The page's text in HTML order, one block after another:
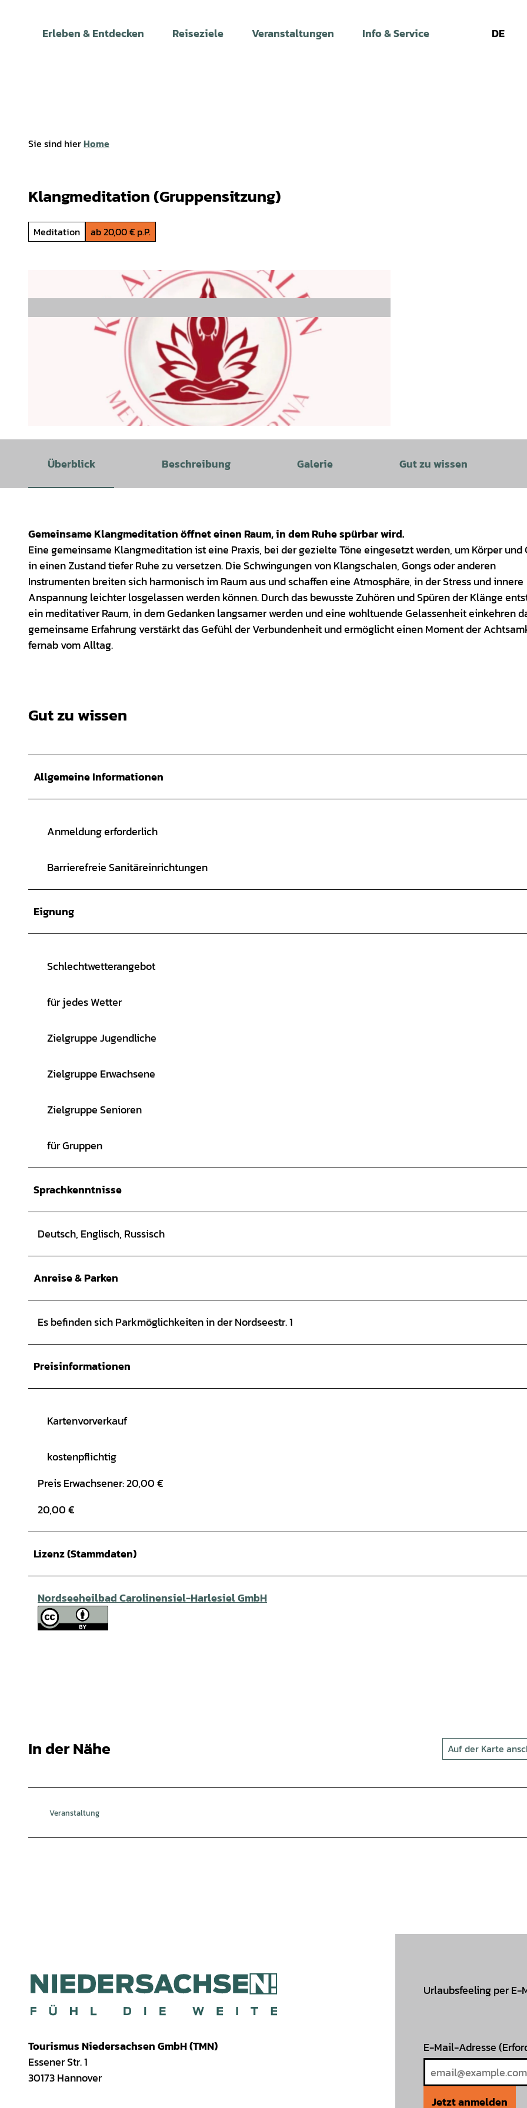
Erleben & Entdecken Reiseziele Veranstaltungen Info & Service DE
Sie sind hierHome
Klangmeditation (Gruppensitzung)
Meditation ab 20,00 € p.P.
Überblick Beschreibung Galerie Gut zu wissen
Gemeinsame Klangmeditation öffnet einen Raum, in dem Ruhe spürbar wird.
Eine gemeinsame Klangmeditation ist eine Praxis, bei der gezielte Töne eingesetzt werden, um Körper und
in einen Zustand tiefer Ruhe zu versetzen. Die Schwingungen von Klangschalen, Gongs oder anderen
Instrumenten breiten sich harmonisch im Raum aus und schaffen eine Atmosphäre, in der Stress und innere
Anspannung leichter losgelassen werden können. Durch das bewusste Zuhören und Spüren der Klänge
ein meditativer Raum, in dem Gedanken langsamer werden und eine wohltuende Gelassenheit einkehren
gemeinsame Erfahrung verstärkt das Gefühl der Verbundenheit und ermöglicht einen Moment der
fernab vom Alltag.
Gut zu wissen
Allgemeine Informationen
Anmeldung erforderlich
Barrierefreie Sanitäreinrichtungen
Eignung
Schlechtwetterangebot
für jedes Wetter
Zielgruppe Jugendliche
Zielgruppe Erwachsene
Zielgruppe Senioren
für Gruppen
Sprachkenntnisse
Deutsch, Englisch, Russisch
Anreise & Parken
Es befinden sich Parkmöglichkeiten in der Nordseestr. 1
Preisinformationen
Kartenvorverkauf
kostenpflichtig
Preis Erwachsener: 20,00 €
20,00 €
Lizenz (Stammdaten)
Nordseeheilbad Carolinensiel-Harlesiel GmbH
In der Nähe Auf der Karte
Veranstaltung
Tourismus Niedersachsen GmbH (TMN)
Essener Str. 1
30173 Hannover
Urlaubsfeeling per E-
E-Mail-Adresse
Jetzt anmelden